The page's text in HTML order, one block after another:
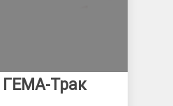
ГЕМА-Трак